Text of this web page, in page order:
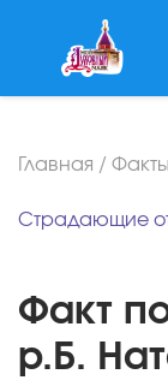
Главная /
Страдающие
Факт
р.Б.